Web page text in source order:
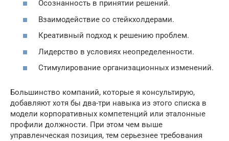
Осознанность в принятии решений.
Взаимодействие со стейкхолдерами.
Креативный подход к решению проблем.
Лидерство в условиях неопределенности.
Стимулирование организационных изменений.
Большинство компаний, которые я консультирую,
добавляют хотя бы два-три навыка из этого списка в
модели корпоративных компетенций или эталонные
профили должности. При этом чем выше
управленческая позиция, тем серьезнее требования